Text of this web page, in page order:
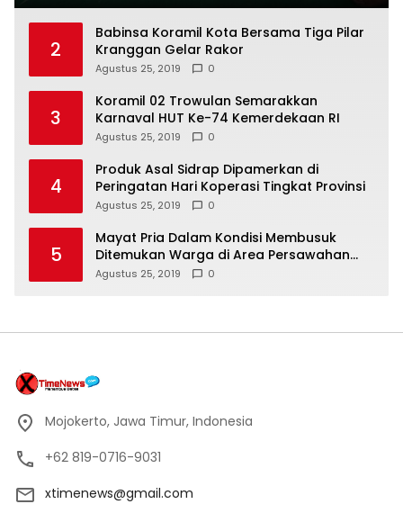
2
Babinsa Koramil Kota Bersama Tiga Pilar
Kranggan Gelar Rakor
Agustus 25, 2019 0
3
Koramil 02 Trowulan Semarakkan
Karnaval HUT Ke-74 Kemerdekaan RI
Agustus 25, 2019 0
4
Produk Asal Sidrap Dipamerkan di
Peringatan Hari Koperasi Tingkat Provinsi
Agustus 25, 2019 0
5
Mayat Pria Dalam Kondisi Membusuk
Ditemukan Warga di Area Persawahan
Sidoarjo
Agustus 25, 2019 0
Mojokerto, Jawa Timur, Indonesia
+62 819-0716-9031
xtimenews@gmail.com